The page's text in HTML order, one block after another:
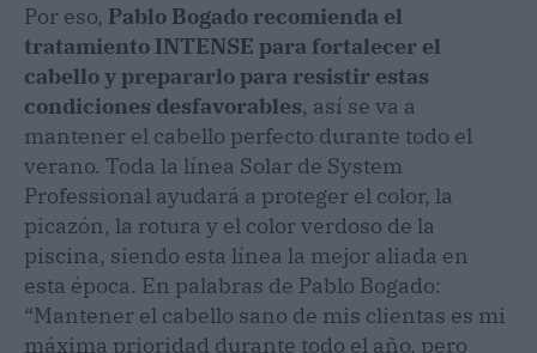
Por eso, Pablo Bogado recomienda el
tratamiento INTENSE para fortalecer el
cabello y prepararlo para resistir estas
condiciones desfavorables, así se va a
mantener el cabello perfecto durante todo el
verano. Toda la línea Solar de System
Professional ayudará a proteger el color, la
picazón, la rotura y el color verdoso de la
piscina, siendo esta línea la mejor aliada en
esta época. En palabras de Pablo Bogado:
“Mantener el cabello sano de mis clientas es mi
máxima prioridad durante todo el año, pero